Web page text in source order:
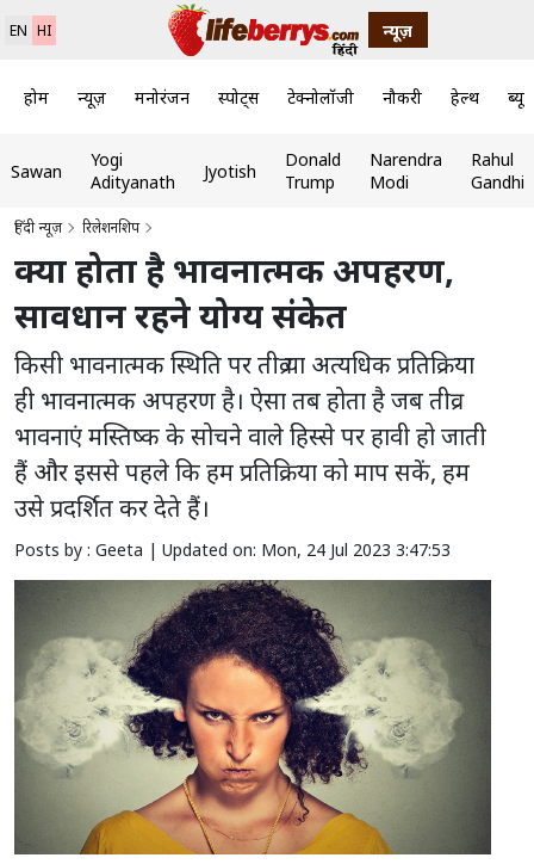
EN HI न्यूज़
होम न्यूज़ मनोरंजन स्पोर्ट्स टेक्नोलॉजी नौकरी हेल्थ
Sawan
Yogi
Adityanath
Jyotish
Donald
Trump
Narendra
Modi
Rahul
Gandhi
हिंदी न्यूज़ रिलेशनशिप
क्या होता है भावनात्मक अपहरण,
सावधान रहने योग्य संकेत
किसी भावनात्मक स्थिति पर तीव्र या अत्यधिक प्रतिक्रिया
ही भावनात्मक अपहरण है। ऐसा तब होता है जब तीव्र
भावनाएं मस्तिष्क के सोचने वाले हिस्से पर हावी हो जाती
हैं और इससे पहले कि हम प्रतिक्रिया को माप सकें, हम
उसे प्रदर्शित कर देते हैं।
Posts by : Geeta | Updated on: Mon, 24 Jul 2023 3:47:53